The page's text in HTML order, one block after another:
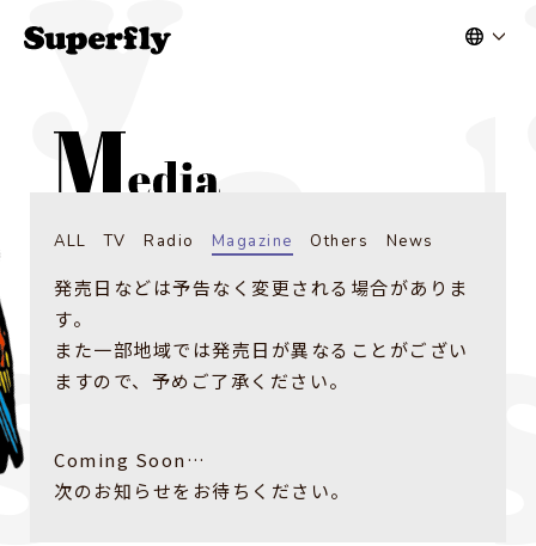
ALL TV Radio Magazine Others News
発売日などは予告なく変更される場合がありま
す。
また一部地域では発売日が異なることがござい
ますので、予めご了承ください。
Coming Soon…
次のお知らせをお待ちください。